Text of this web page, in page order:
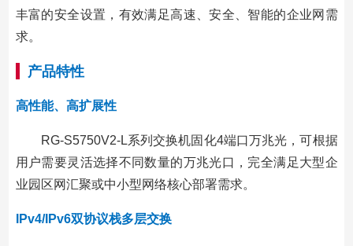
丰富的安全设置，有效满足高速、安全、智能的企业网需
求。
产品特性
高性能、高扩展性
RG-S5750V2-L系列交换机固化4端口万兆光，可根据
用户需要灵活选择不同数量的万兆光口，完全满足大型企
业园区网汇聚或中小型网络核心部署需求。
IPv4/IPv6双协议栈多层交换